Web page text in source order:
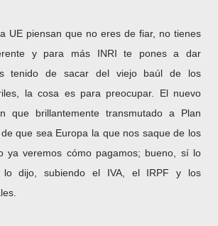
UE piensan que no eres de fiar, no tienes
y para más INRI te pones a dar
tenido de sacar del viejo baúl de los
la cosa es para preocupar. El nuevo
que brillantemente transmutado a Plan
que sea Europa la que nos saque de los
ya veremos cómo pagamos; bueno, sí lo
lo dijo, subiendo el IVA, el IRPF y los